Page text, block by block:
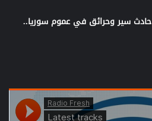
3 وفيات و21 مصابا في 18 حادث سير وحرائق في عموم سوريا..